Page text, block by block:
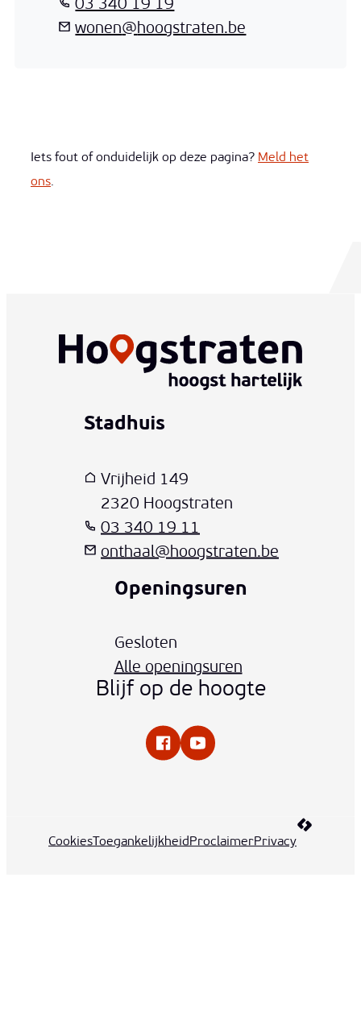
03 340 19 19
E-mailwonen@hoogstraten.be
Iets fout of onduidelijk op deze pagina? Meld het
ons.
www-contact-text-name
Stadhuis
Adres
Vrijheid 149
,2320 Hoogstraten
03 340 19 11
E-mail
onthaal@hoogstraten.be
Openingsuren
Vandaag
Gesloten
Alle openingsuren
Blijf op de hoogte
FacebookYouTube
Cookies ToegankelijkheidProclaimerPrivacy
LCP nv